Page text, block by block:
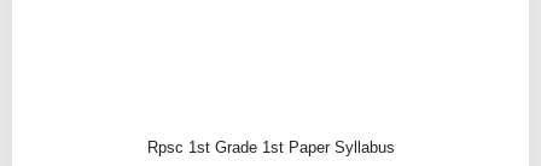
Rpsc 1st Grade 1st Paper Syllabus